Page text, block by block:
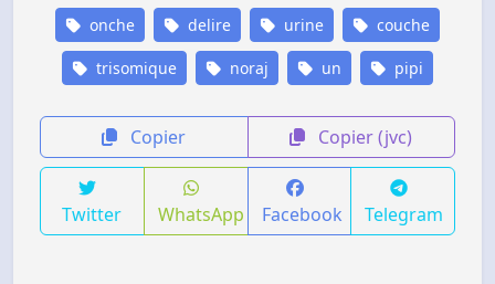
onche delire urine couche
trisomique noraj un pipi
Copier Copier (jvc)
Twitter WhatsApp Facebook Telegram